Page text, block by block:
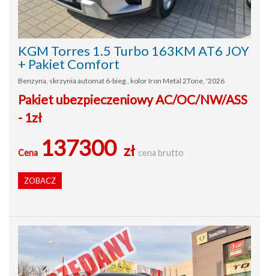
KGM Torres 1.5 Turbo 163KM AT6 JOY
+ Pakiet Comfort
Benzyna, skrzynia automat 6-bieg., kolor Iron Metal 2Tone, '2026
Pakiet ubezpieczeniowy AC/OC/NW/ASS
- 1zł
Cena 137300 zł cena brutto
ZOBACZ